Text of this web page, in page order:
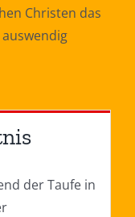
Christen das
der Taufe in